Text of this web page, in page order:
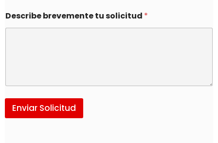
Describe brevemente tu solicitud *
Enviar Solicitud